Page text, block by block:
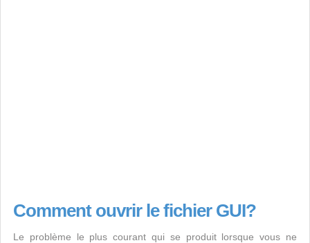
Comment ouvrir le fichier GUI?
Le problème le plus courant qui se produit lorsque vous ne